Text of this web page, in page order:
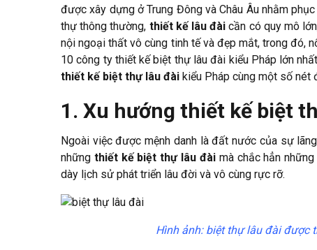
được xây dựng ở Trung Đông và Châu Âu nhằm
thự thông thường, thiết kế lâu đài cần có quy mô
nội ngoại thất vô cùng tinh tế và đẹp mắt, trong đó,
10 công ty thiết kế biệt thự lâu đài kiểu Pháp lớn
thiết kế biệt thự lâu đài kiểu Pháp cùng một số nét
1. Xu hướng thiết kế biệt
Ngoài việc được mệnh danh là đất nước của sự
những thiết kế biệt thự lâu đàimà chắc hẳn
dày lịch sử phát triển lâu đời và vô cùng rực rỡ.
Hình ảnh: biệt thự lâu đài được